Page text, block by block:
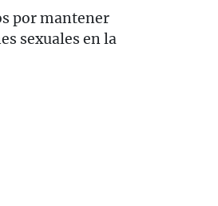
por mantener
sexuales en la